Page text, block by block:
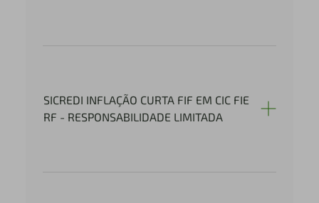
SICREDI INFLAÇÃO CURTA FIF EM CIC FIE
RF - RESPONSABILIDADE LIMITADA